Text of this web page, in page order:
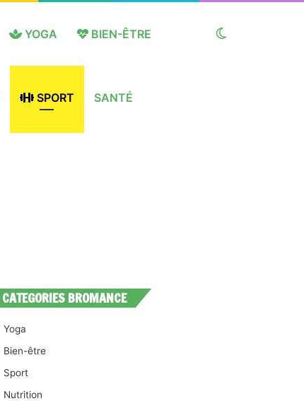
YOGA BIEN-ÊTRE
SPORT SANTÉ
CATEGORIES BROMANCE
Yoga
Bien-être
Sport
Nutrition